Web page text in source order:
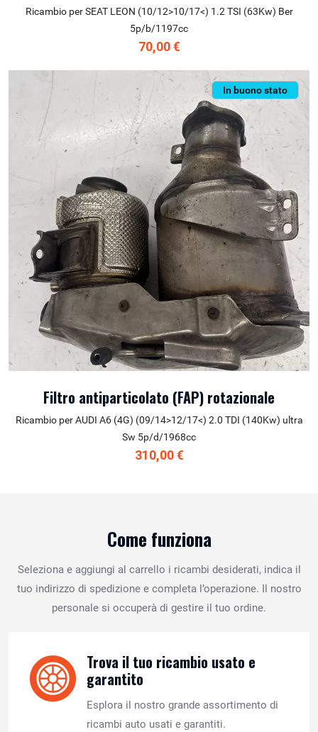
Ricambio per SEAT LEON (10/12>10/17<) 1.2 TSI (63Kw) Ber
5p/b/1197cc
70,00 €
In buono stato
Filtro antiparticolato (FAP) rotazionale
Ricambio per AUDI A6 (4G) (09/14>12/17<) 2.0 TDI (140Kw) ultra
Sw 5p/d/1968cc
310,00 €
Come funziona
Seleziona e aggiungi al carrello i ricambi desiderati, indica il
tuo indirizzo di spedizione e completa l’operazione. Il nostro
personale si occuperà di gestire il tuo ordine.
Trova il tuo ricambio usato e
garantito
Esplora il nostro grande assortimento di
ricambi auto usati e garantiti.